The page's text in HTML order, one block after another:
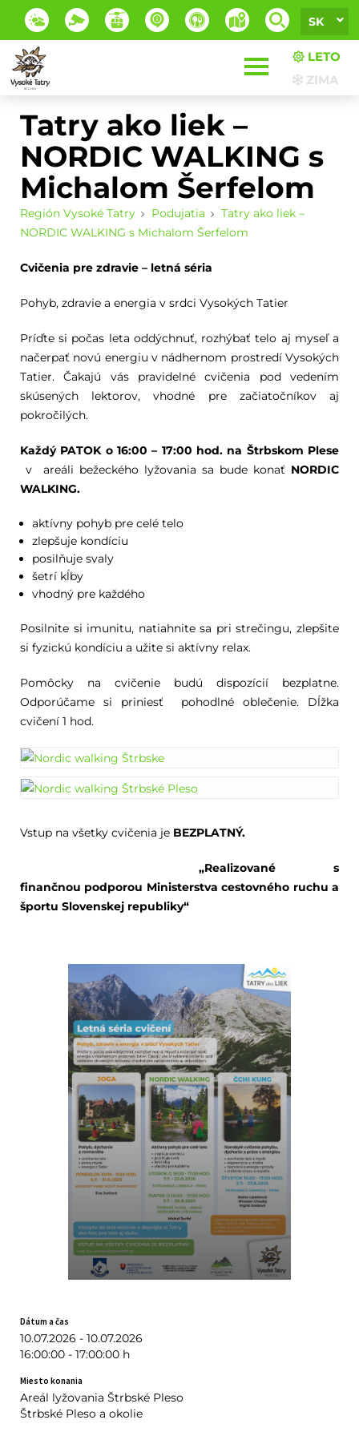
SK
LETO
ZIMA
Tatry ako liek –
NORDIC WALKING s
Michalom Šerfelom
Región Vysoké Tatry Podujatia
Tatry ako liek –
NORDIC WALKING s Michalom Šerfelom
Cvičenia pre zdravie – letná séria
Pohyb, zdravie a energia v srdci Vysokých Tatier
Príďte si počas leta oddýchnuť, rozhýbať telo aj myseľ a
načerpať novú energiu v nádhernom prostredí Vysokých
Tatier. Čakajú vás pravidelné cvičenia pod vedením
skúsených lektorov, vhodné pre začiatočníkov aj
pokročilých.
Každý PATOK o 16:00 – 17:00 hod. na Štrbskom Plese
v areáli bežeckého lyžovania sa bude konať NORDIC
WALKING.
aktívny pohyb pre celé telo
zlepšuje kondíciu
posilňuje svaly
šetrí kĺby
vhodný pre každého
Posilnite si imunitu, natiahnite sa pri strečingu, zlepšite
si fyzickú kondíciu a užite si aktívny relax.
Pomôcky na cvičenie budú dispozícií bezplatne.
Odporúčame si priniesť pohodlné oblečenie. Dĺžka
cvičení 1 hod.
Vstup na všetky cvičenia jeBEZPLATNÝ.
„Realizované s
finančnou podporou Ministerstva cestovného ruchu a
športu Slovenskej republiky“
Dátum a čas
10.07.2026 - 10.07.2026
16:00:00 - 17:00:00 h
Miesto konania
Areál lyžovania Štrbské Pleso
Štrbské Pleso a okolie